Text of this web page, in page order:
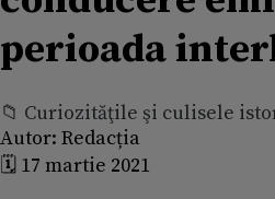
perioada
📁 Curiozităţile şi culisele
Autor: Redacția
🗓️ 17 martie 2021